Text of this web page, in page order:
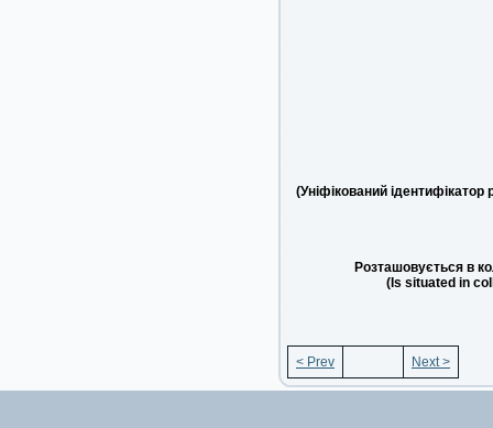
(Уніфікований ідентифікатор
Розташовується в
(Is situated in
< Prev Next >